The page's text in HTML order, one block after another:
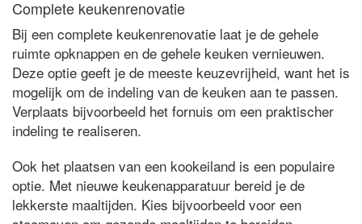
Complete keukenrenovatie
Bij een complete keukenrenovatie laat je de gehele
ruimte opknappen en de gehele keuken vernieuwen.
Deze optie geeft je de meeste keuzevrijheid, want het is
mogelijk om de indeling van de keuken aan te passen.
Verplaats bijvoorbeeld het fornuis om een praktischer
indeling te realiseren.
Ook het plaatsen van een kookeiland is een populaire
optie. Met nieuwe keukenapparatuur bereid je de
lekkerste maaltijden. Kies bijvoorbeeld voor een